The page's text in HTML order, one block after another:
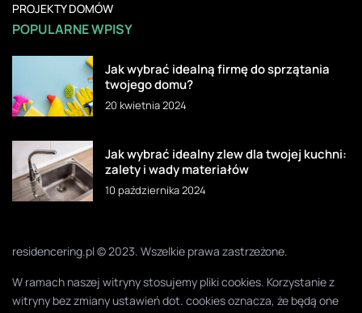
PROJEKTY DOMÓW
POPULARNE WPISY
Jak wybrać idealną firmę do sprzątania
twojego domu?
20 kwietnia 2024
Jak wybrać idealny zlew dla twojej kuchni:
zalety i wady materiałów
10 października 2024
residencering.pl © 2023. Wszelkie prawa zastrzeżone.
W ramach naszej witryny stosujemy pliki cookies. Korzystanie z
witryny bez zmiany ustawień dot. cookies oznacza, że będą one